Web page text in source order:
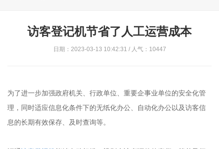
访客登记机节省了人工运营成本
日期：2023-03-13 10:42:31 / 人气：10447
为了进一步加强政府机关、行政单位、重要企事业单位的安全化管
理，同时适应信息化条件下的无纸化办公、自动化办公以及访客信
息的长期有效保存、及时查询等。